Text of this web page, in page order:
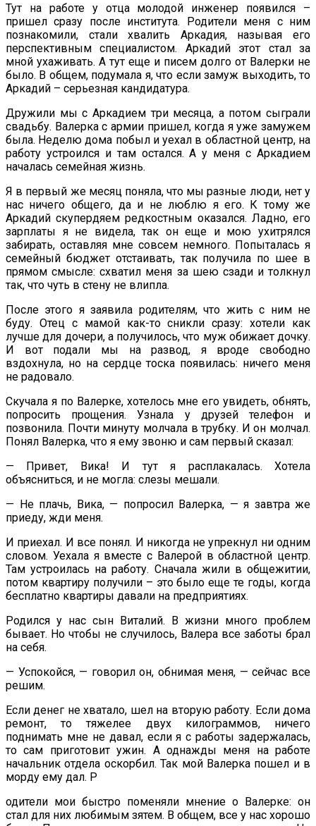
Тут на работе у отца молодой инженер появился –
пришел сразу после института. Родители меня с ним
познакомили, стали хвалить Аркадия, называя его
перспективным специалистом. Аркадий этот стал за
мной ухаживать. А тут еще и писем долго от Валерки не
было. В общем, подумала я, что если замуж выходить, то
Аркадий – серьезная кандидатура.
Дружили мы с Аркадием три месяца, а потом сыграли
свадьбу. Валерка с армии пришел, когда я уже замужем
была. Неделю дома побыл и уехал в областной центр, на
работу устроился и там остался. А у меня с Аркадием
началась семейная жизнь.
Я в первый же месяц поняла, что мы разные люди, нет у
нас ничего общего, да и не люблю я его. К тому же
Аркадий скупердяем редкостным оказался. Ладно, его
зарплаты я не видела, так он еще и мою ухитрялся
забирать, оставляя мне совсем немного. Попыталась я
семейный бюджет отстаивать, так получила по шее в
прямом смысле: схватил меня за шею сзади и толкнул
так, что чуть в стену не влипла.
После этого я заявила родителям, что жить с ним не
буду. Отец с мамой как-то сникли сразу: хотели как
лучше для дочери, а получилось, что муж обижает дочку.
И вот подали мы на развод, я вроде свободно
вздохнула, но на сердце тоска появилась: ничего меня
не радовало.
Скучала я по Валерке, хотелось мне его увидеть, обнять,
попросить прощения. Узнала у друзей телефон и
позвонила. Почти минуту молчала в трубку. И он молчал.
Понял Валерка, что я ему звоню и сам первый сказал:
— Привет, Вика! И тут я расплакалась. Хотела
объясниться, и не могла: слезы мешали.
— Не плачь, Вика, — попросил Валерка, — я завтра же
приеду, жди меня.
И приехал. И все понял. И никогда не упрекнул ни одним
словом. Уехала я вместе с Валерой в областной центр.
Там устроилась на работу. Сначала жили в общежитии,
потом квартиру получили – это было еще те годы, когда
бесплатно квартиры давали на предприятиях.
Родился у нас сын Виталий. В жизни много проблем
бывает. Но чтобы не случилось, Валера все заботы брал
на себя.
— Успокойся, — говорил он, обнимая меня, — сейчас все
решим.
Если денег не хватало, шел на вторую работу. Если дома
ремонт, то тяжелее двух килограммов, ничего
поднимать мне не давал, если я с работы задержалась,
то сам приготовит ужин. А однажды меня на работе
начальник отдела оскорбил. Так мой Валерка пошел и в
морду ему дал. Р
одители мои быстро поменяли мнение о Валерке: он
стал для них любимым зятем. В общем, все у нас хорошо